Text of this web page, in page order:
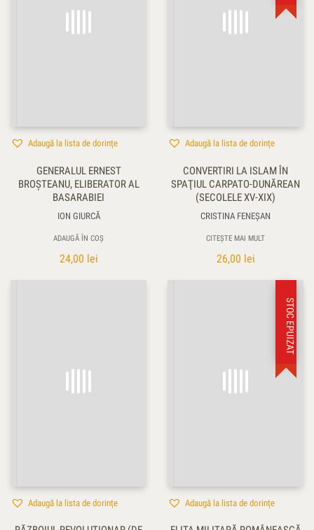
Adaugă la lista de dorințe
GENERALUL ERNEST
BROŞTEANU, ELIBERATOR AL
BASARABIEI
ION GIURCĂ
ADAUGĂ ÎN COȘ
24,00 lei
Adaugă la lista de dorințe
CONVERTIRI LA ISLAM ÎN
SPAŢIUL CARPATO-DUNĂREAN
(SECOLELE XV-XIX)
CRISTINA FENEŞAN
CITEȘTE MAI MULT
26,00 lei
Adaugă la lista de dorințe
STOC EPUIZAT
Adaugă la lista de dorințe